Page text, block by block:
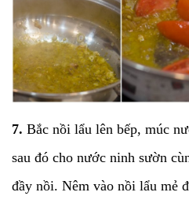
7. Bắc nồi lẩu lên bếp, múc
sau đó cho nước ninh sườn
đầy nồi. Nêm vào nồi lẩu mẻ